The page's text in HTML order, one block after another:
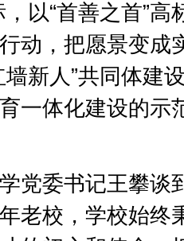
以“首善之首”高
动，把愿景变成
新人”共同体建
一体化建设的示
委书记王攀谈
老校，学校始终